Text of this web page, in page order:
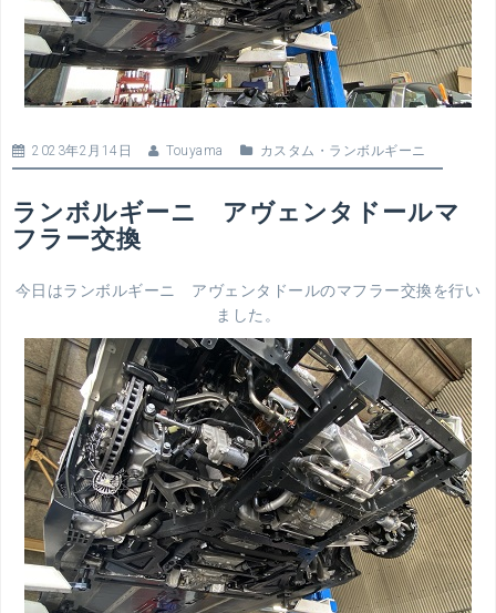
2023年2月14日 Touyama カスタム ・ ランボルギーニ
ランボルギーニ アヴェンタドールマ
フラー交換
今日はランボルギーニ アヴェンタドールのマフラー交換を行い
ました。